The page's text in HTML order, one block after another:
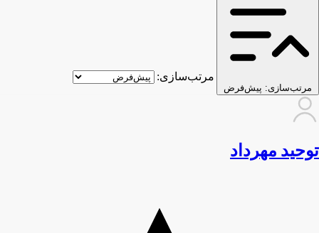
مرتب‌سازی: پیش‌فرض
مرتب‌سازی:
توحید مهرداد